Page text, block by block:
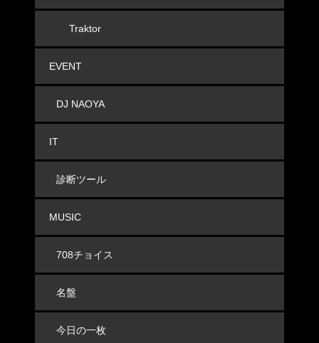
Traktor
EVENT
DJ NAOYA
IT
診断ツール
MUSIC
708チョイス
名盤
今日の一枚